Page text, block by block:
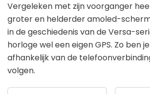
Vergeleken met zijn voorganger
groter en helderder amoled-
in de geschiedenis van de Versa-
horloge wel een eigen GPS. Zo ben
afhankelijk van de
volgen.